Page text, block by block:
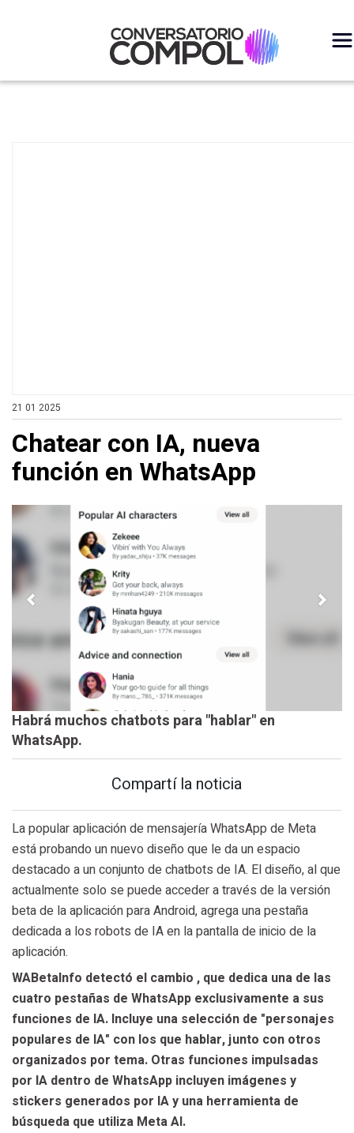
21 01 2025
Chatear con IA, nueva
función en WhatsApp
Habrá muchos chatbots para "hablar" en
WhatsApp.
Compartí la noticia
La popular aplicación de mensajería WhatsApp de Meta
está probando un nuevo diseño que le da un espacio
destacado a un conjunto de chatbots de IA. El diseño, al que
actualmente solo se puede acceder a través de la versión
beta de la aplicación para Android, agrega una pestaña
dedicada a los robots de IA en la pantalla de inicio de la
aplicación.
WABetaInfo detectó el cambio , que dedica una de las
cuatro pestañas de WhatsApp exclusivamente a sus
funciones de IA. Incluye una selección de "personajes
populares de IA" con los que hablar, junto con otros
organizados por tema. Otras funciones impulsadas
por IA dentro de WhatsApp incluyen imágenes y
stickers generados por IA y una herramienta de
búsqueda que utiliza Meta AI.